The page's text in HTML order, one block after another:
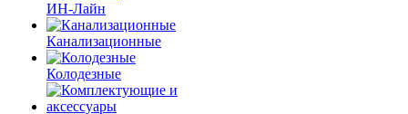
ИН-Лайн
Канализационные
Колодезные